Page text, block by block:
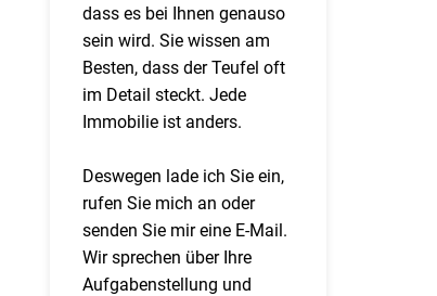
dass es bei Ihnen genauso
sein wird. Sie wissen am
Besten, dass der Teufel oft
im Detail steckt. Jede
Immobilie ist anders.
Deswegen lade ich Sie ein,
rufen Sie mich an oder
senden Sie mir eine E-Mail.
Wir sprechen über Ihre
Aufgabenstellung und